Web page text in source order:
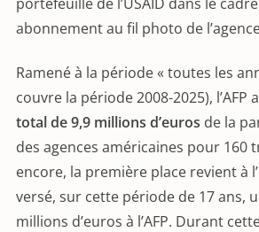
abonnement au fil photo de
Ramené à la période « toutes les
couvre la période 2008-2025), l’AFP
total de 9,9 millions d’euros de la
des agences américaines pour 160
encore, la première place revient à
versé, sur cette période de 17 ans,
millions d’euros à l’AFP. Durant